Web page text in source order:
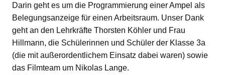
Darin geht es um die Programmierung einer Ampel als
Belegungsanzeige für einen Arbeitsraum. Unser Dank
geht an den Lehrkräfte Thorsten Köhler und Frau
Hillmann, die Schülerinnen und Schüler der Klasse 3a
(die mit außerordentlichem Einsatz dabei waren) sowie
das Filmteam um Nikolas Lange.